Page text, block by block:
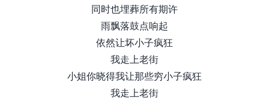
同时也埋葬所有期许
雨飘落鼓点响起
依然让坏小子疯狂
我走上老街
小姐你晓得我让那些穷小子疯狂
我走上老街